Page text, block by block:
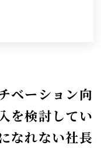
ベーション向
を検討してい
なれない社長